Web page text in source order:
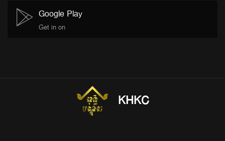
Google Play
Get in on
KHKC